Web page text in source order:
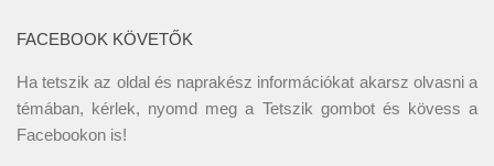
FACEBOOK KÖVETŐK
Ha tetszik az oldal és naprakész információkat akarsz olvasni a
témában, kérlek, nyomd meg a Tetszik gombot és kövess a
Facebookon is!